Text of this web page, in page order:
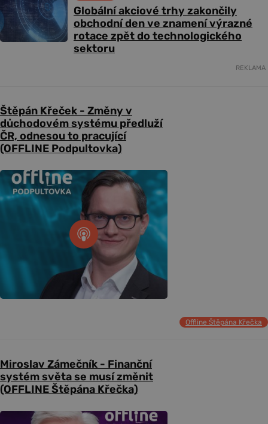
Globální akciové trhy zakončily
obchodní den ve znamení výrazné
rotace zpět do technologického
sektoru
REKLAMA
Štěpán Křeček - Změny v
důchodovém systému předluží
ČR, odnesou to pracující
(OFFLINE Podpultovka)
Offline Štěpána Křečka
Miroslav Zámečník - Finanční
systém světa se musí změnit
(OFFLINE Štěpána Křečka)